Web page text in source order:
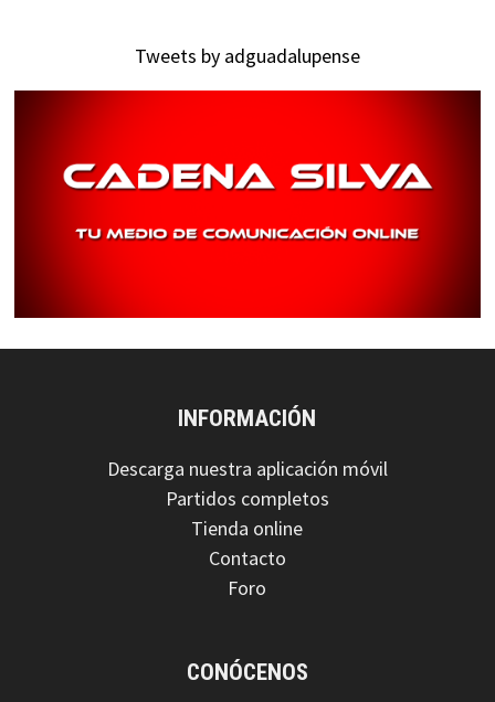
Tweets by adguadalupense
INFORMACIÓN
Descarga nuestra aplicación móvil
Partidos completos
Tienda online
Contacto
Foro
CONÓCENOS